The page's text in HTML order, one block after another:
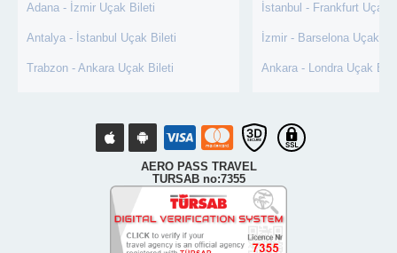
Adana - İzmir Uçak Bileti
Antalya - İstanbul Uçak Bileti
Trabzon - Ankara Uçak Bileti
İstanbul - Frankfurt Uçak
İzmir - Barselona Uçak
Ankara - Londra Uçak
AERO PASS TRAVEL
TURSAB no:7355